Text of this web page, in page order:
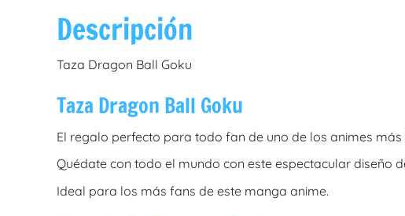
Descripción
Taza Dragon Ball Goku
Taza Dragon Ball Goku
El regalo perfecto para todo fan de uno de los animes
Quédate con todo el mundo con este espectacular diseño
Ideal para los más fans de este manga anime.